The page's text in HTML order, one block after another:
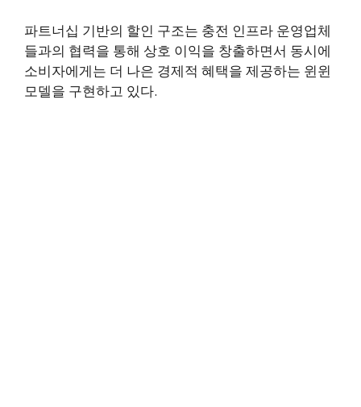
파트너십 기반의 할인 구조는 충전 인프라 운영업체
들과의 협력을 통해 상호 이익을 창출하면서 동시에
소비자에게는 더 나은 경제적 혜택을 제공하는 윈윈
모델을 구현하고 있다.